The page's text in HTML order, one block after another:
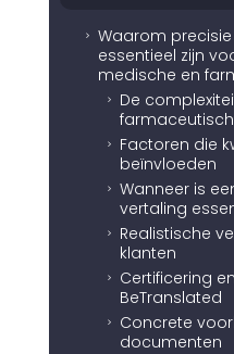
5
Waarom
essentieel zijn
medische en
5
De
5
Factoren die
beïnvloeden
5
Wanneer is
vertaling
5
Realistische
klanten
5
Certificering
BeTranslated
5
Concrete
documenten